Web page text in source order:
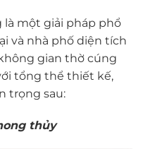
là một giải pháp phổ
và nhà phố diện tích
gian thờ cúng
tổng thể thiết kế,
trọng sau:
thủy